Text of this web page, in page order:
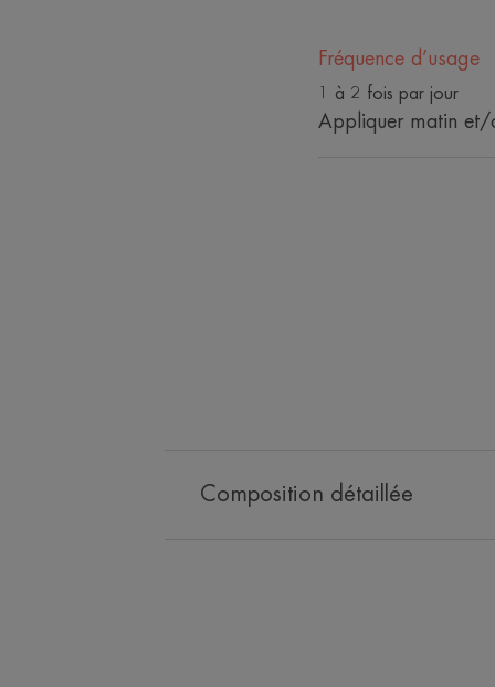
Fréquence d’usage
1 à 2 fois par jour
Appliquer matin et/
Composition détaillée